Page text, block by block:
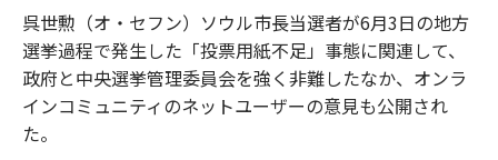
呉世勲（オ・セフン）ソウル市長当選者が6月3日の地方
選挙過程で発生した「投票用紙不足」事態に関連して、
政府と中央選挙管理委員会を強く非難したなか、オンラ
インコミュニティのネットユーザーの意見も公開され
た。